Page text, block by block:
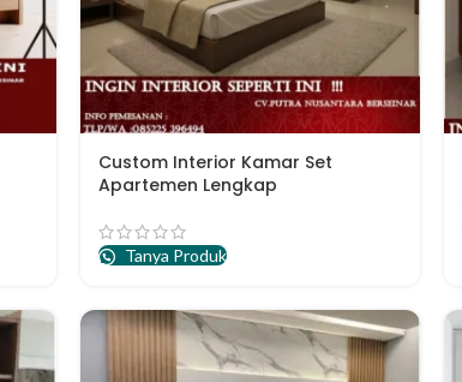
Custom Interior Kamar Set
Apartemen Lengkap
Tanya Produk